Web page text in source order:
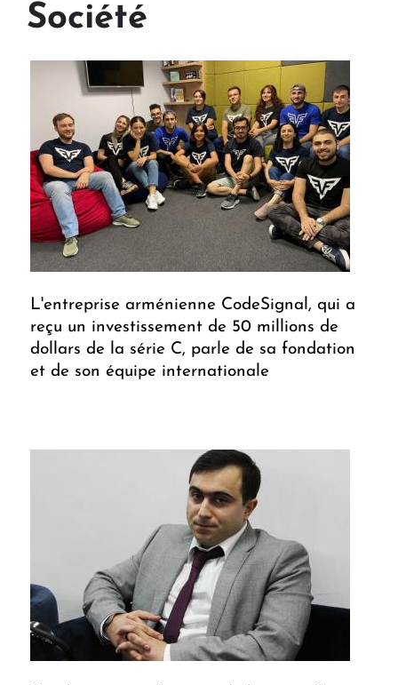
Société
L'entreprise arménienne CodeSignal, qui a
reçu un investissement de 50 millions de
dollars de la série C, parle de sa fondation
et de son équipe internationale